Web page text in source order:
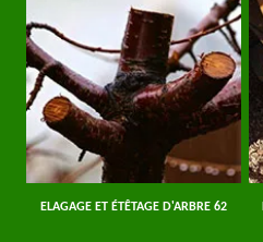
ELAGAGE ET ÉTÊTAGE D'ARBRE 62